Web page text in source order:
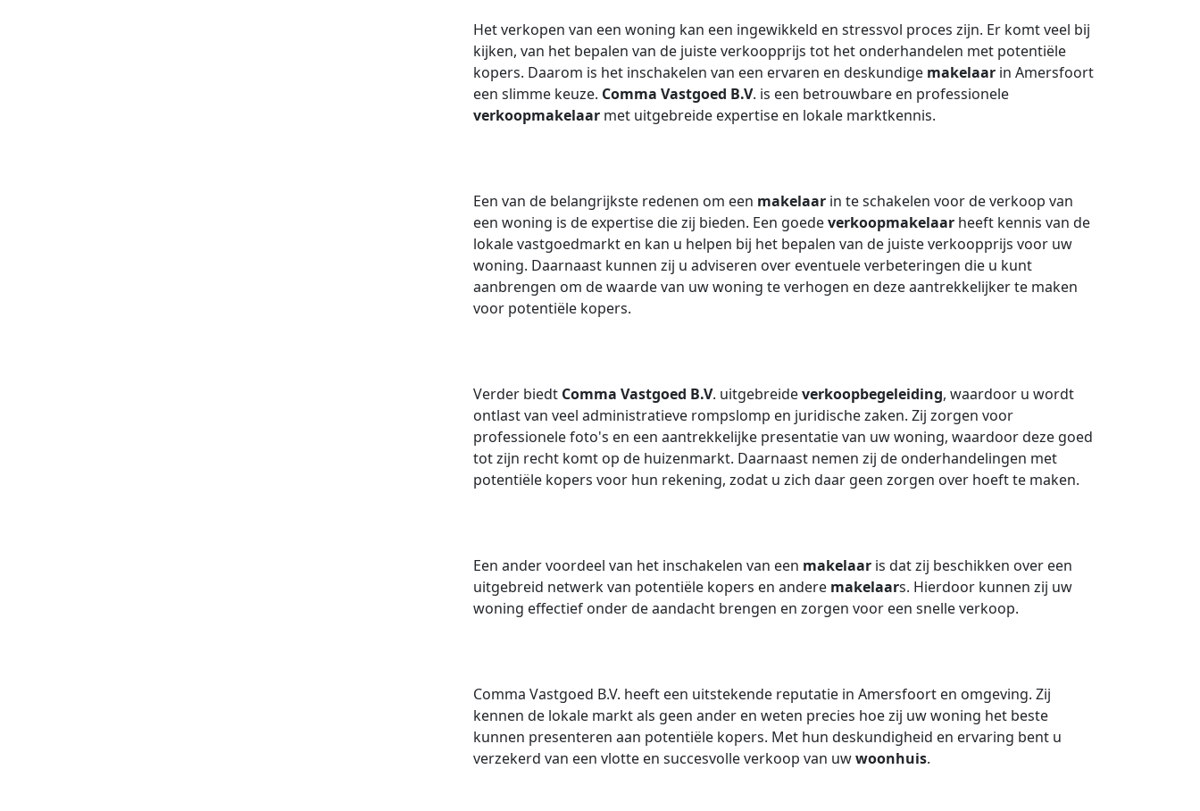
Het verkopen van een woning kan een ingewikkeld en stressvol proces zijn. Er komt veel bij
kijken, van het bepalen van de juiste verkoopprijs tot het onderhandelen met potentiële
kopers. Daarom is het inschakelen van een ervaren en deskundige makelaar in Amersfoort
een slimme keuze. Comma Vastgoed B.V. is een betrouwbare en professionele
verkoopmakelaar met uitgebreide expertise en lokale marktkennis.
Een van de belangrijkste redenen om een makelaar in te schakelen voor de verkoop van
een woning is de expertise die zij bieden. Een goedeverkoopmakelaar heeft kennis van de
lokale vastgoedmarkt en kan u helpen bij het bepalen van de juiste verkoopprijs voor uw
woning. Daarnaast kunnen zij u adviseren over eventuele verbeteringen die u kunt
aanbrengen om de waarde van uw woning te verhogen en deze aantrekkelijker te maken
voor potentiële kopers.
Verder biedt Comma Vastgoed B.V. uitgebreideverkoopbegeleiding, waardoor u wordt
ontlast van veel administratieve rompslomp en juridische zaken. Zij zorgen voor
professionele foto's en een aantrekkelijke presentatie van uw woning, waardoor deze goed
tot zijn recht komt op de huizenmarkt. Daarnaast nemen zij de onderhandelingen met
potentiële kopers voor hun rekening, zodat u zich daar geen zorgen over hoeft te maken.
Een ander voordeel van het inschakelen van een makelaar is dat zij beschikken over een
uitgebreid netwerk van potentiële kopers en andere makelaars. Hierdoor kunnen zij uw
woning effectief onder de aandacht brengen en zorgen voor een snelle verkoop.
Comma Vastgoed B.V. heeft een uitstekende reputatie in Amersfoort en omgeving. Zij
kennen de lokale markt als geen ander en weten precies hoe zij uw woning het beste
kunnen presenteren aan potentiële kopers. Met hun deskundigheid en ervaring bent u
verzekerd van een vlotte en succesvolle verkoop van uwwoonhuis.